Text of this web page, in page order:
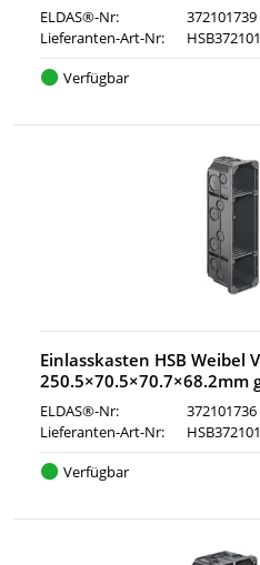
ELDAS®-Nr:
372101739
Lieferanten-Art-Nr:
Verfügbar
Einlasskasten HSB Weibel
250.5×70.5×70.7×68.2mm
ELDAS®-Nr:
372101736
Lieferanten-Art-Nr:
Verfügbar